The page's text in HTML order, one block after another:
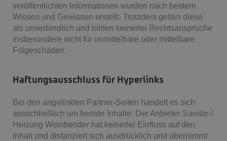
veröffentlichten Informationen wurden nach bestem
Wissen und Gewissen erstellt. Trotzdem gelten diese
als unverbindlich und bilden keinerlei Rechtsansprüche
insbesondere nicht für unmittelbare oder mittelbare
Folgeschäden.
Haftungsausschluss für Hyperlinks
Bei den angelinkten Partner-Seiten handelt es sich
ausschließlich um fremde Inhalte. Der Anbieter Sanitär-/
Heizung Weinbender hat keinerlei Einfluss auf den
Inhalt und distanziert sich ausdrücklich und übernimmt